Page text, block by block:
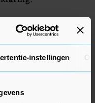
instellingen
zijn vanuit Gaza
op de militaire
de Gaza-